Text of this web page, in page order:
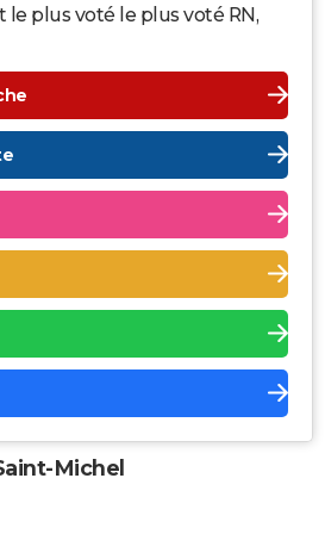
plus voté le plus voté RN,
Michel